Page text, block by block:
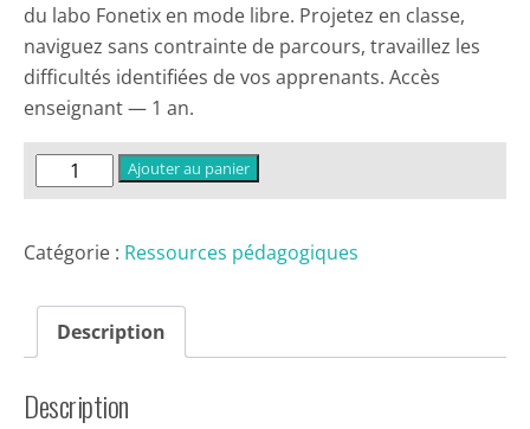
du labo Fonetix en mode libre. Projetez en classe,
naviguez sans contrainte de parcours, travaillez les
difficultés identifiées de vos apprenants. Accès
enseignant — 1 an.
quantité
de
BAO
accès
Ajouter au panier
Catégorie : Ressources pédagogiques
Description
Description